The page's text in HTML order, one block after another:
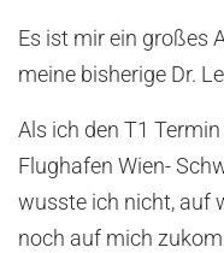
Es ist mir ein großes
meine bisherige Dr.
Als ich den T1
Flughafen Wien-
wusste ich nicht, auf
noch auf mich